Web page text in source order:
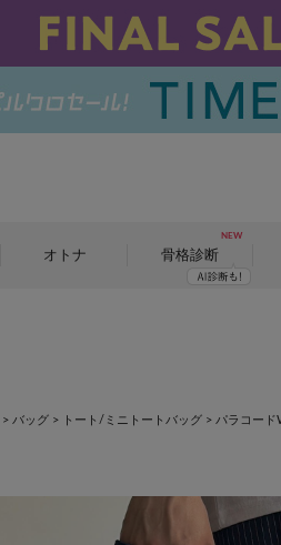
オトナ 骨格診断
> バッグ > トート/ミニトートバッグ > パラコード